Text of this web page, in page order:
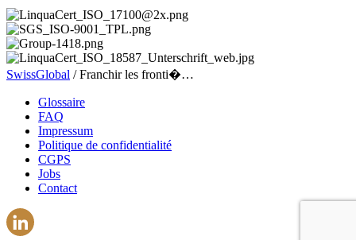
SwissGlobal /Franchir les fronti�…
Glossaire
FAQ
Impressum
Politique de confidentialité
CGPS
Jobs
Contact